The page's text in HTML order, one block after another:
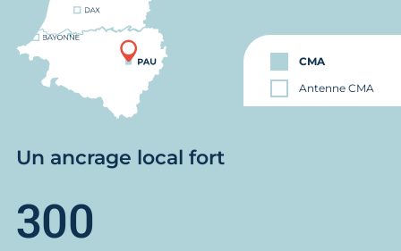
CMA
Antenne CMA
Un ancrage local fort
300